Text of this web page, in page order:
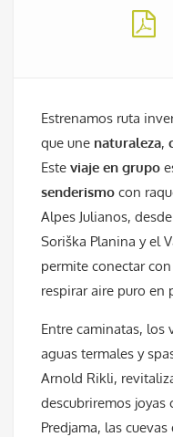
Estrenamos ruta
que une naturaleza,
Este viaje en grupo
senderismo con
Alpes Julianos,
Soriška Planina y el
permite conectar
respirar aire puro en
Entre caminatas, los
aguas termales y
Arnold Rikli,
descubriremos joyas
Predjama, las